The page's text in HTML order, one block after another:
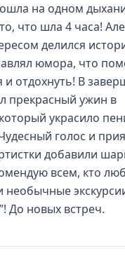
на одном
что шла 4 часа!
делился
юмора, что
и отдохнуть! В
прекрасный ужин в
украсило
голос и
добавили
всем, кто
необычные
До новых встреч.